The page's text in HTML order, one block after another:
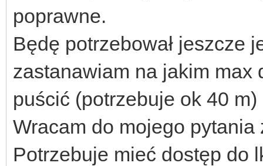
poprawne.
Będę potrzebował jeszcze
zastanawiam na jakim max
puścić (potrzebuje ok 40 m)
Wracam do mojego pytania
Potrzebuje mieć dostęp do